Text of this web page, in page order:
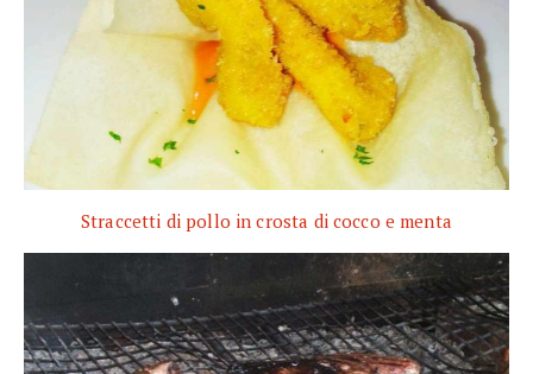
Straccetti di pollo in crosta di cocco e menta